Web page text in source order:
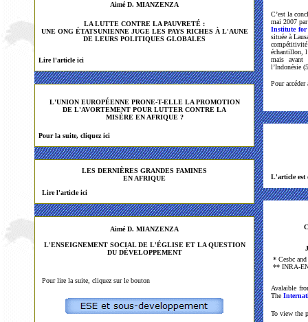
Aimé D. MIANZENZA
LA LUTTE CONTRE LA PAUVRETÉ :
UNE ONG ÉTATSUNIENNE JUGE LES PAYS RICHES À L'AUNE
DE LEURS POLITIQUES GLOBALES
Lire l'article ici
L'UNION EUROPÉENNE PRONE-T-ELLE LA PROMOTION
DE L'AVORTEMENT POUR LUTTER CONTRE LA
MISÈRE EN AFRIQUE ?
Pour la suite, cliquez ici
LES DERNIÈRES GRANDES FAMINES
EN AFRIQUE
Lire l'article ici
Aimé D. MIANZENZA
L'ENSEIGNEMENT SOCIAL DE L'ÉGLISE ET LA QUESTION
DU DÉVELOPPEMENT
Pour lire la suite, cliquez sur le bouton
C’est la
mai 2007
Institute for
située à
échantillon,
mais avant
l’Indonésie
Pour
L'article est
* Cesbc
** INRA-
Avalaible
The
To view the